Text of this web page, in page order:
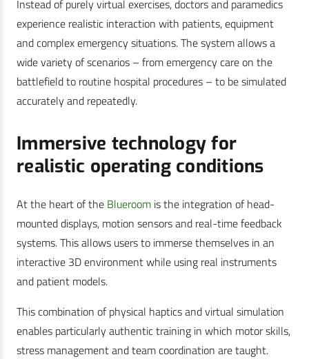
Instead of purely virtual exercises, doctors and paramedics
experience realistic interaction with patients, equipment
and complex emergency situations. The system allows a
wide variety of scenarios – from emergency care on the
battlefield to routine hospital procedures – to be simulated
accurately and repeatedly.
Immersive technology for
realistic operating conditions
At the heart of the Blueroom is the integration of head-
mounted displays, motion sensors and real-time feedback
systems. This allows users to immerse themselves in an
interactive 3D environment while using real instruments
and patient models.
This combination of physical haptics and virtual simulation
enables particularly authentic training in which motor skills,
stress management and team coordination are taught.